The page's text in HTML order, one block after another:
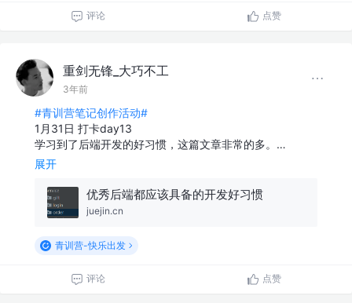
评论 点赞
重剑无锋_大巧不工
3年前
#青训营笔记创作活动#
1月31日 打卡day13
学习到了后端开发的好习惯，这篇文章非常的多。…
展开
优秀后端都应该具备的开发好习惯
juejin.cn
青训营-快乐出发
评论 点赞